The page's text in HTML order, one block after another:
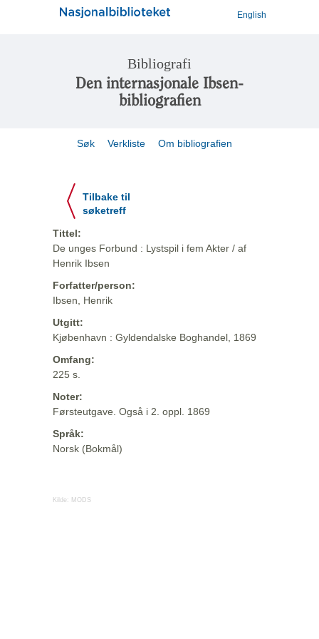
English
Bibliografi
Den internasjonale Ibsen-
bibliografien
Søk Verkliste Om bibliografien
Tilbake til
søketreff
Tittel:
De unges Forbund : Lystspil i fem Akter / af
Henrik Ibsen
Forfatter/person:
Ibsen, Henrik
Utgitt:
Kjøbenhavn : Gyldendalske Boghandel, 1869
Omfang:
225 s.
Noter:
Førsteutgave. Også i 2. oppl. 1869
Språk:
Norsk (Bokmål)
Kilde: MODS